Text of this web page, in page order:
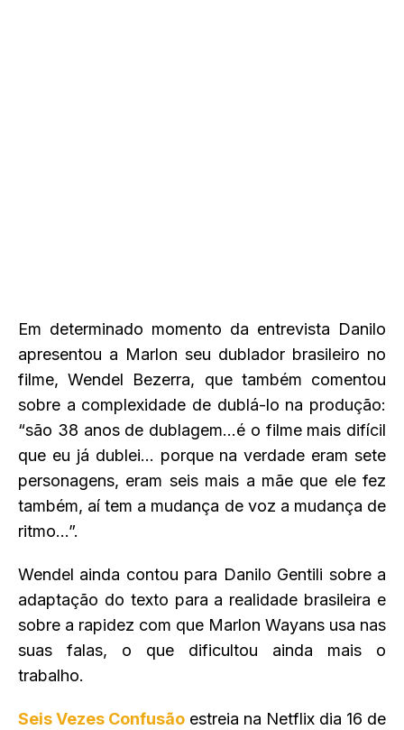
Em determinado momento da entrevista Danilo
apresentou a Marlon seu dublador brasileiro no
filme, Wendel Bezerra, que também comentou
sobre a complexidade de dublá-lo na produção:
“são 38 anos de dublagem…é o filme mais difícil
que eu já dublei… porque na verdade eram sete
personagens, eram seis mais a mãe que ele fez
também, aí tem a mudança de voz a mudança de
ritmo…”.
Wendel ainda contou para Danilo Gentili sobre a
adaptação do texto para a realidade brasileira e
sobre a rapidez com que Marlon Wayans usa nas
suas falas, o que dificultou ainda mais o
trabalho.
Seis Vezes Confusão estreia na Netflix dia 16 de